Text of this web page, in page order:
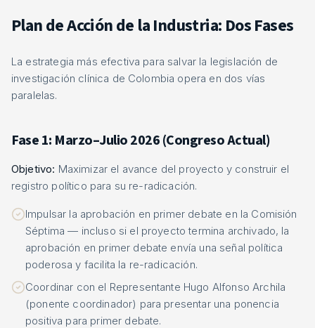
Plan de Acción de la Industria: Dos Fases
La estrategia más efectiva para salvar la legislación de
investigación clínica de Colombia opera en dos vías
paralelas.
Fase 1: Marzo–Julio 2026 (Congreso Actual)
Objetivo: Maximizar el avance del proyecto y construir el
registro político para su re-radicación.
Impulsar la aprobación en primer debate en la Comisión
Séptima — incluso si el proyecto termina archivado, la
aprobación en primer debate envía una señal política
poderosa y facilita la re-radicación.
Coordinar con el Representante Hugo Alfonso Archila
(ponente coordinador) para presentar una ponencia
positiva para primer debate.